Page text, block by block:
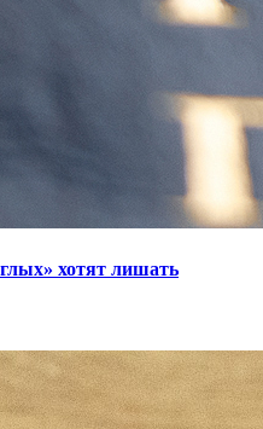
хотят лишать